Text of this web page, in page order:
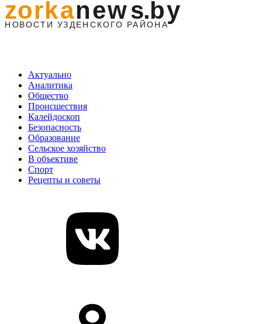
Актуально
Аналитика
Общество
Происшествия
Калейдоскоп
Безопасность
Образование
Сельское хозяйство
В объективе
Спорт
Рецепты и советы